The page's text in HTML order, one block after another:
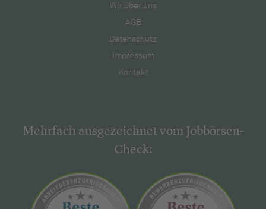
Wir über uns
AGB
Datenschutz
Impressum
Kontakt
Mehrfach ausgezeichnet vom Jobbörsen-
Check: